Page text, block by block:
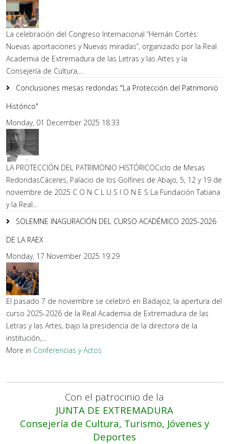
La celebración del Congreso Internacional “Hernán Cortés:
Nuevas aportaciones y Nuevas miradas”, organizado por la Real
Academia de Extremadura de las Letras y las Artes y la
Consejería de Cultura,...
Conclusiones mesas redondas "La Protección del Patrimonio
Histórico"
Monday, 01 December 2025 18:33
LA PROTECCIÓN DEL PATRIMONIO HISTÓRICOCiclo de Mesas
RedondasCáceres, Palacio de los Golfines de Abajo, 5, 12 y 19 de
noviembre de 2025 C O N C L U S I O N E S La Fundación Tatiana
y la Real...
SOLEMNE INAGURACIÓN DEL CURSO ACADÉMICO 2025-2026
DE LA RAEX
Monday, 17 November 2025 19:29
El pasado 7 de noviembre se celebró en Badajoz, la apertura del
curso 2025-2026 de la Real Academia de Extremadura de las
Letras y las Artes, bajo la presidencia de la directora de la
institución,...
More in Conferencias y Actos
Con el patrocinio de la
JUNTA DE EXTREMADURA
Consejería de Cultura, Turismo, Jóvenes y
Deportes